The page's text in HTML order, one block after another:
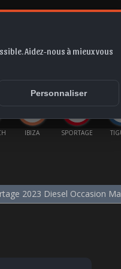
Aidez-nous à mieux vous
Personnaliser
IBIZA SPORTAGE
2023 Diesel Occasion